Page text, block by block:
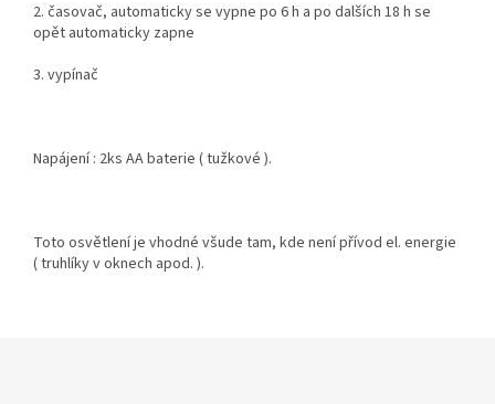
2. časovač, automaticky se vypne po 6 h a po dalších 18 h se
opět automaticky zapne
3. vypínač
Napájení : 2ks AA baterie ( tužkové ).
Toto osvětlení je vhodné všude tam, kde není přívod el. energie
( truhlíky v oknech apod. ).